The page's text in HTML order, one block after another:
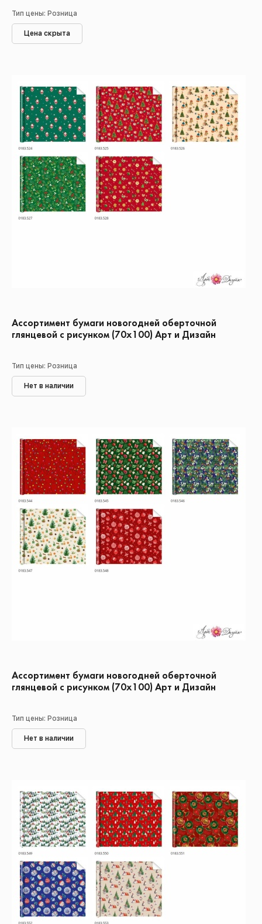
Тип цены: Розница
Цена скрыта
Ассортимент бумаги новогодней оберточной
глянцевой с рисунком (70х100) Арт и Дизайн
Тип цены: Розница
Нет в наличии
Ассортимент бумаги новогодней оберточной
глянцевой с рисунком (70х100) Арт и Дизайн
Тип цены: Розница
Нет в наличии